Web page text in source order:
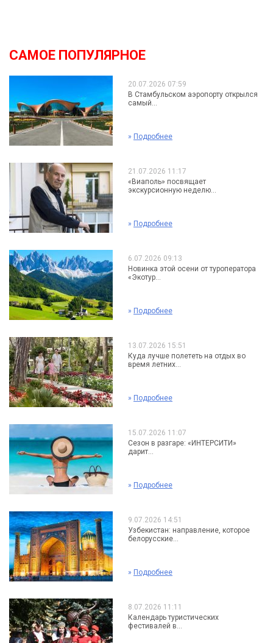
САМОЕ ПОПУЛЯРНОЕ
20.07.2026 07:59
В Стамбульском аэропорту открылся
самый...
» Подробнее
21.07.2026 11:17
«Виаполь» посвящает
экскурсионную неделю...
» Подробнее
6.07.2026 09:13
Новинка этой осени от туроператора
«Экотур...
» Подробнее
13.07.2026 15:51
Куда лучше полететь на отдых во
время летних...
» Подробнее
15.07.2026 11:07
Сезон в разгаре: «ИНТЕРСИТИ»
дарит...
» Подробнее
9.07.2026 14:51
Узбекистан: направление, которое
белорусские...
» Подробнее
8.07.2026 11:11
Календарь туристических
фестивалей в...